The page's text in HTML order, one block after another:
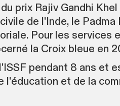
prix Rajiv Gandhi
de l'Inde, le
Pour les services
la Croix bleue en
pendant 8 ans et
et de la